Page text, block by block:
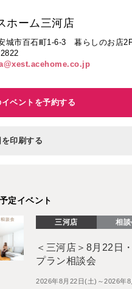
ホーム三河店
城市百石町1-6-3 暮らしのお店
イベントを予約する
印刷する
定イベント
三河店 相談
＜三河店＞8月22日
プラン相談会
2026年8月22日(土)～2026年